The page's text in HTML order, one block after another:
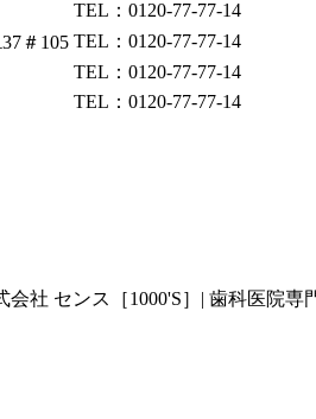
TEL：0120-77-77-14
＃105 TEL：0120-77-77-14
TEL：0120-77-77-14
TEL：0120-77-77-14
社 センス［1000'S］| 歯科医院